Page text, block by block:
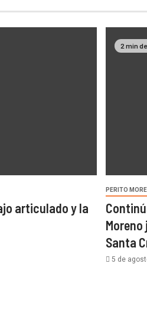
articulado y la
2 min
PERITO
Santa
5 de